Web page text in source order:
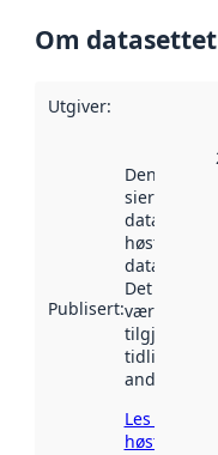
Om datasettet
Utgiver:
Publisert:
Denne
sier når
datasettet
høstet av
Det kan ha
vært
tilgjengelig
tidligere
andre steder.
Les mer om
høsting her